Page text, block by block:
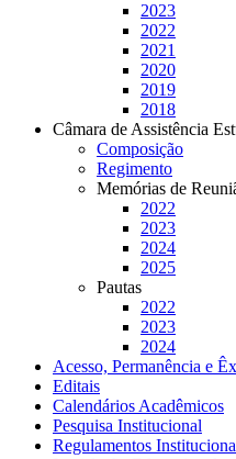
2023
2022
2021
2020
2019
2018
Câmara de Assistência
Composição
Regimento
Memórias de
2022
2023
2024
2025
Pautas
2022
2023
2024
Acesso, Permanência e
Editais
Calendários Acadêmicos
Pesquisa Institucional
Regulamentos